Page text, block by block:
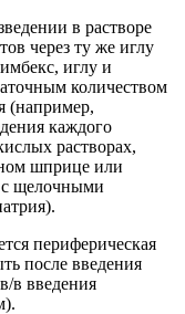
в растворе
через ту же иглу
иглу и
количеством
(например,
каждого
растворах,
шприце или
с щелочными
периферическая
после введения
в введения